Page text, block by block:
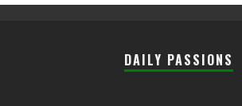
DAILY PASSIONS